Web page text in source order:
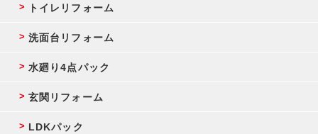
トイレリフォーム
洗面台リフォーム
水廻り4点パック
玄関リフォーム
LDKパック